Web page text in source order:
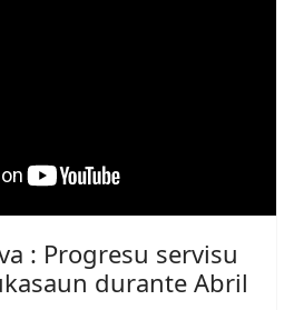
: Progresu servisu
durante Abril